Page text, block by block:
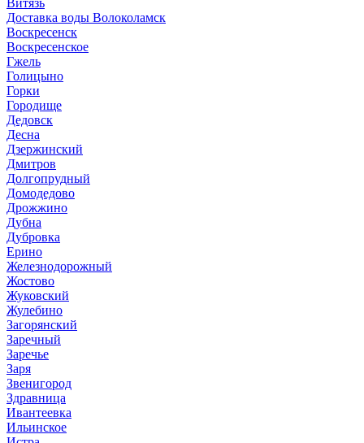
Витязь
Доставка воды Волоколамск
Воскресенск
Воскресенское
Гжель
Голицыно
Горки
Городище
Дедовск
Десна
Дзержинский
Дмитров
Долгопрудный
Домодедово
Дрожжино
Дубна
Дубровка
Ерино
Железнодорожный
Жостово
Жуковский
Жулебино
Загорянский
Заречный
Заречье
Заря
Звенигород
Здравница
Ивантеевка
Ильинское